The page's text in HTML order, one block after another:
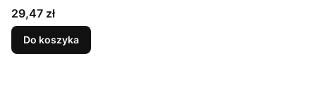
Cena
29,47 zł
Do koszyka